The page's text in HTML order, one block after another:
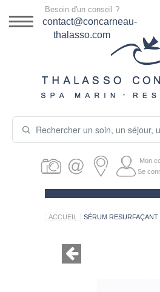
DESTINATION
SÉJOURS THALASSO
PRODUITS COSMÉTIQUES
GUIDE CADEAUX
Besoin d'un conseil ?
contact@concarneau-
thalasso.com
Mon
Se
ACCUEIL SÉRUM